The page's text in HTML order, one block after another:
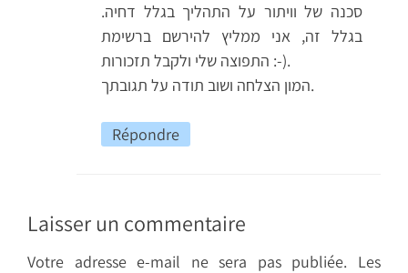
סכנה של וויתור על התהליך בגלל דחיה.
בגלל זה, אני ממליץ להירשם ברשימת
התפוצה שלי ולקבל תזכורות :-).
המון הצלחה ושוב תודה על תגובתך.
Répondre
Laisser un commentaire
Votre adresse e-mail ne sera pas publiée.
Les